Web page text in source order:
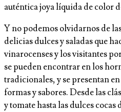
auténtica joya líquida de color
Y no podemos olvidarnos de
delicias dulces y saladas que
vinarocenses y los visitantes
se pueden encontrar en los
tradicionales, y se presentan
formas y sabores. Desde las
y tomate hasta las dulces cocas